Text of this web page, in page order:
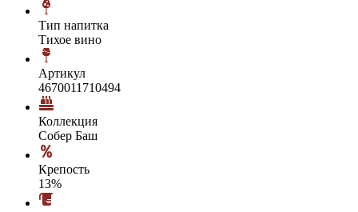
Тип напитка
Тихое вино
Артикул
4670011710494
Коллекция
Собер Баш
Крепость
13%